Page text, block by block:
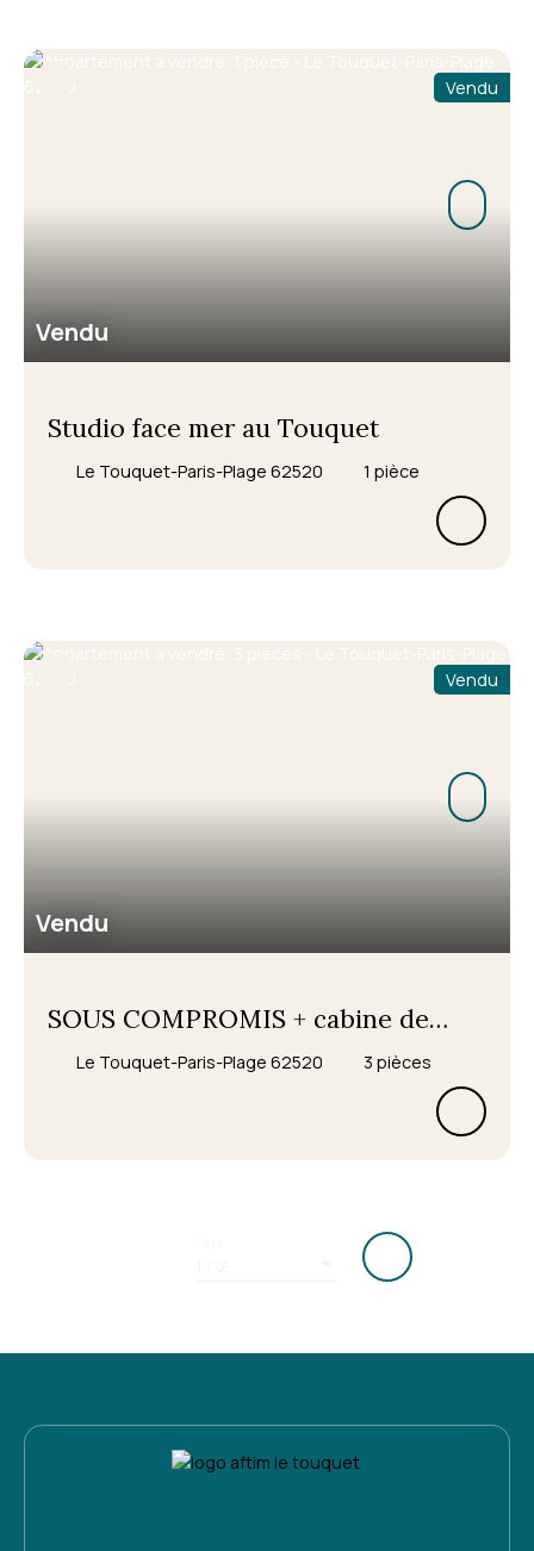
Vendu
Vendu
Studio face mer au Touquet
Le Touquet-Paris-Plage 62520 1 pièce
Vendu
Vendu
SOUS COMPROMIS + cabine de
41.76m² dans résidence avec piscine
Le Touquet-Paris-Plage 62520 3 pièces